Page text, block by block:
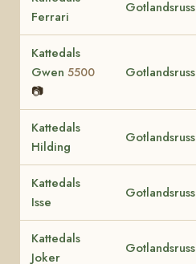
Ferrari
Gotlandsruss
Kattedals
Gwen 5500
📷
Gotlandsruss
Kattedals
Hilding
Gotlandsruss
Kattedals
Isse
Gotlandsruss
Kattedals
Joker
Gotlandsruss